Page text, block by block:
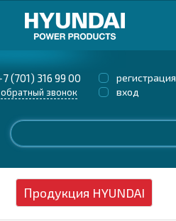
(701) 316 99 00
обратный звонок
регистрация
вход
Продукция HYUNDAI